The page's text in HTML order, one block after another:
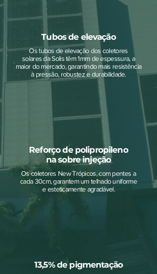
Tubos de elevação
Os tubos de elevação dos coletores
solares da Solis têm 1mm de espessura, a
maior do mercado, garantindo mais resistência
à pressão, robustez e durabilidade.
Reforço de polipropileno
na sobre injeção
Os coletores New Trópicos, com pentes a
cada 30cm, garantem um telhado uniforme
e esteticamente agradável.
13,5% de pigmentação